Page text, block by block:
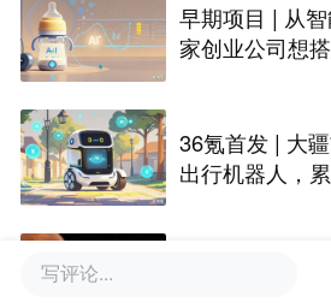
早期项目 | 从
家创业公司想
36氪首发 | 大
出行机器人，
36氪首发 | 两
业做空间态势
写评论...